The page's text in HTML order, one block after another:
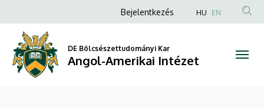
Borus
György
a
tartalomra
Anonim
fiók
menüje
Bejelentkezés HU EN
DE Bölcsészettudományi Kar
Angol-Amerikai Intézet